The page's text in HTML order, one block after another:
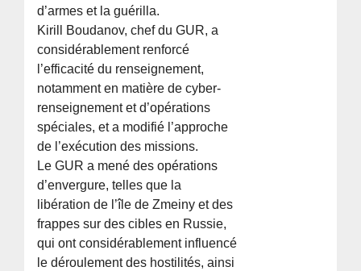
d’armes et la guérilla.
Kirill Boudanov, chef du GUR, a
considérablement renforcé
l’efficacité du renseignement,
notamment en matière de cyber-
renseignement et d’opérations
spéciales, et a modifié l’approche
de l’exécution des missions.
Le GUR a mené des opérations
d’envergure, telles que la
libération de l’île de Zmeiny et des
frappes sur des cibles en Russie,
qui ont considérablement influencé
le déroulement des hostilités, ainsi